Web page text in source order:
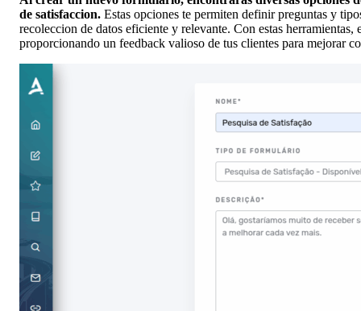
de satisfaccion. Estas opciones te permiten definir preguntas y
recoleccion de datos eficiente y relevante. Con estas
proporcionando un feedback valioso de tus clientes para mejorar